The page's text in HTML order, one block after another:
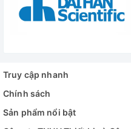
Truy cập nhanh
Chính sách
Sản phẩm nổi bật